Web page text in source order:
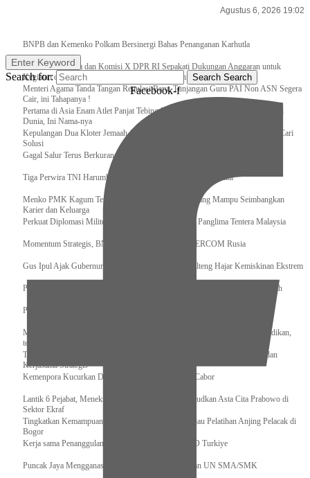
Agustus 6, 2026 19:02
BNPB dan Kemenko Polkam Bersinergi Bahas Penanganan Karhutla
Raker Kemenpora dan Komisi X DPR RI Sepakati Dukungan Anggaran untuk
Kegiatan dan Program Prioritas Pemuda dan Olahraga
Menteri Agama Tanda Tangan Regulasi Baru, Tunjangan Guru PAI Non ASN Segera
Cair, ini Tahapanya !
Pertama di Asia Enam Atlet Panjat Tebing Indonesia Taklukkan Tebing Tertinggi
Dunia, Ini Nama-nya
Kepulangan Dua Kloter Jemaah Asal Surabaya Tertunda, Kemenag Upayakan Cari
Solusi
Gagal Salur Terus Berkurang, Gus Ipul: 405 Ribu Lebih Bansos Cair
Tiga Perwira TNI Harumkan Indonesia Di Kancah Internasional
Menko PMK Kagum Terhadap Perempuan Modern yang Mampu Seimbangkan
Karier dan Keluarga
Perkuat Diplomasi Militer, Panglima TNI Terima CC Panglima Tentera Malaysia
Momentum Strategis, BNPB Terima Kunjungan EMERCOM Rusia
Gus Ipul Ajak Gubernur dan Bupati/Wali Kota se-Kalteng Hajar Kemiskinan Ekstrem
Panglima TNI Sambut Kedatangan Presiden RI Usai Lawatan ke Timur Tengah
Pengurus Pusat Pordasi Pacu Dapat Pesan dari Sri Paduka
Menag RI dan Dua Menteri Yordania Jalin Sinergi Bidang Wakaf dan Pendidikan,
termasuk Beasiswa
Tiba di Tanah Air, Presiden Prabowo Subianto Bawa Komitmen Investasi dan
Kerjasama Strategis
Kemenpora Kucurkan Dana untuk Pelatnas pada 13 Cabor
Lantik 6 Pejabat, Menekraf Tegaskan Komitmen Wujudkan Asta Cita Prabowo di
Sektor Ekraf
Tingkatkan Kemampuan K9 TNI, Panglima TNI Tinjau Pelatihan Anjing Pelacak di
Bogor
Kerja sama Penanggulangan Bencana BNPB – AFAD Turkiye
Puncak Jaya Mengganas, TNI-POLRI Solid Amankan UN SMA/SMK
Enter Keyword
Search for: Search Search
Facebook-f